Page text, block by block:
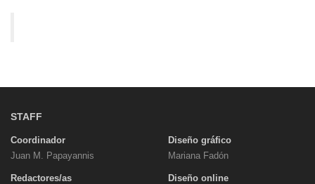
STAFF
Coordinador
Juan M. Papayannis
Redactores/as
Diseño gráfico
Mariana Fadón
Diseño online